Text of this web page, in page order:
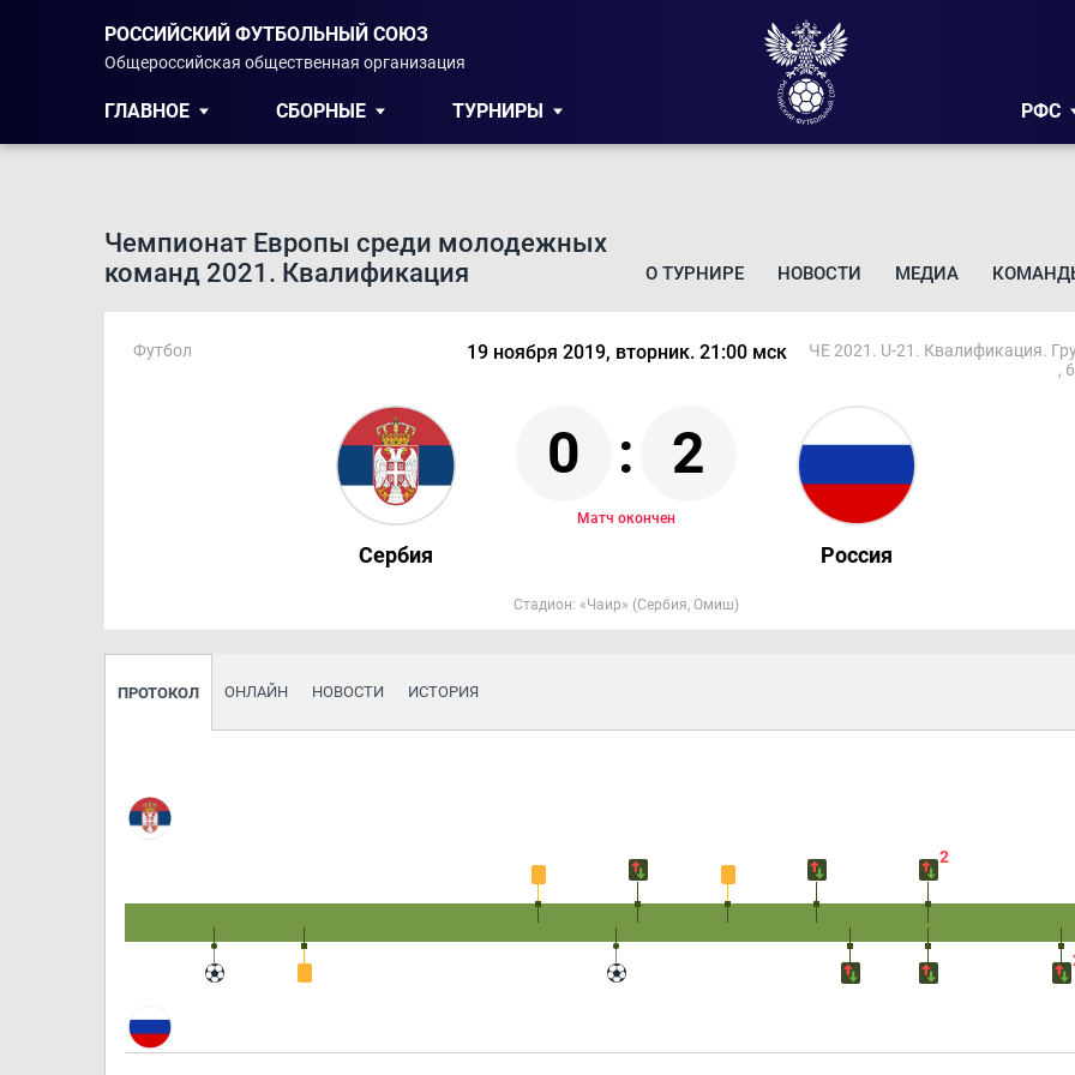
РОССИЙСКИЙ ФУТБОЛЬНЫЙ СОЮЗ
Общероссийская общественная организация
ГЛАВНОЕ СБОРНЫЕ ТУРНИРЫ РФС
Чемпионат Европы среди молодежных
команд 2021. Квалификация
О ТУРНИРЕ НОВОСТИ МЕДИА
Футбол 19 ноября 2019, вторник. 21:00 мск
ЧЕ 2021. U-21. Квалификация.
,
Сербия
0 : 2
Матч окончен
Россия
Стадион: «Чаир» (Сербия, Омиш)
ПРОТОКОЛ ОНЛАЙН НОВОСТИ ИСТОРИЯ
2